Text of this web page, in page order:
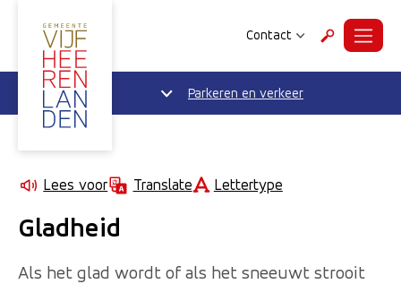
Contact ZoekenMenu
Parkeren en verkeer
Lees voor Translate Lettertype
Gladheid
Als het glad wordt of als het sneeuwt strooit